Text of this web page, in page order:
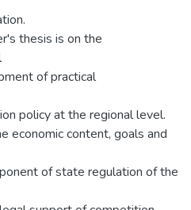
thesis is on the
of practical
policy at the regional level.
economic content, goals and
of state regulation of the